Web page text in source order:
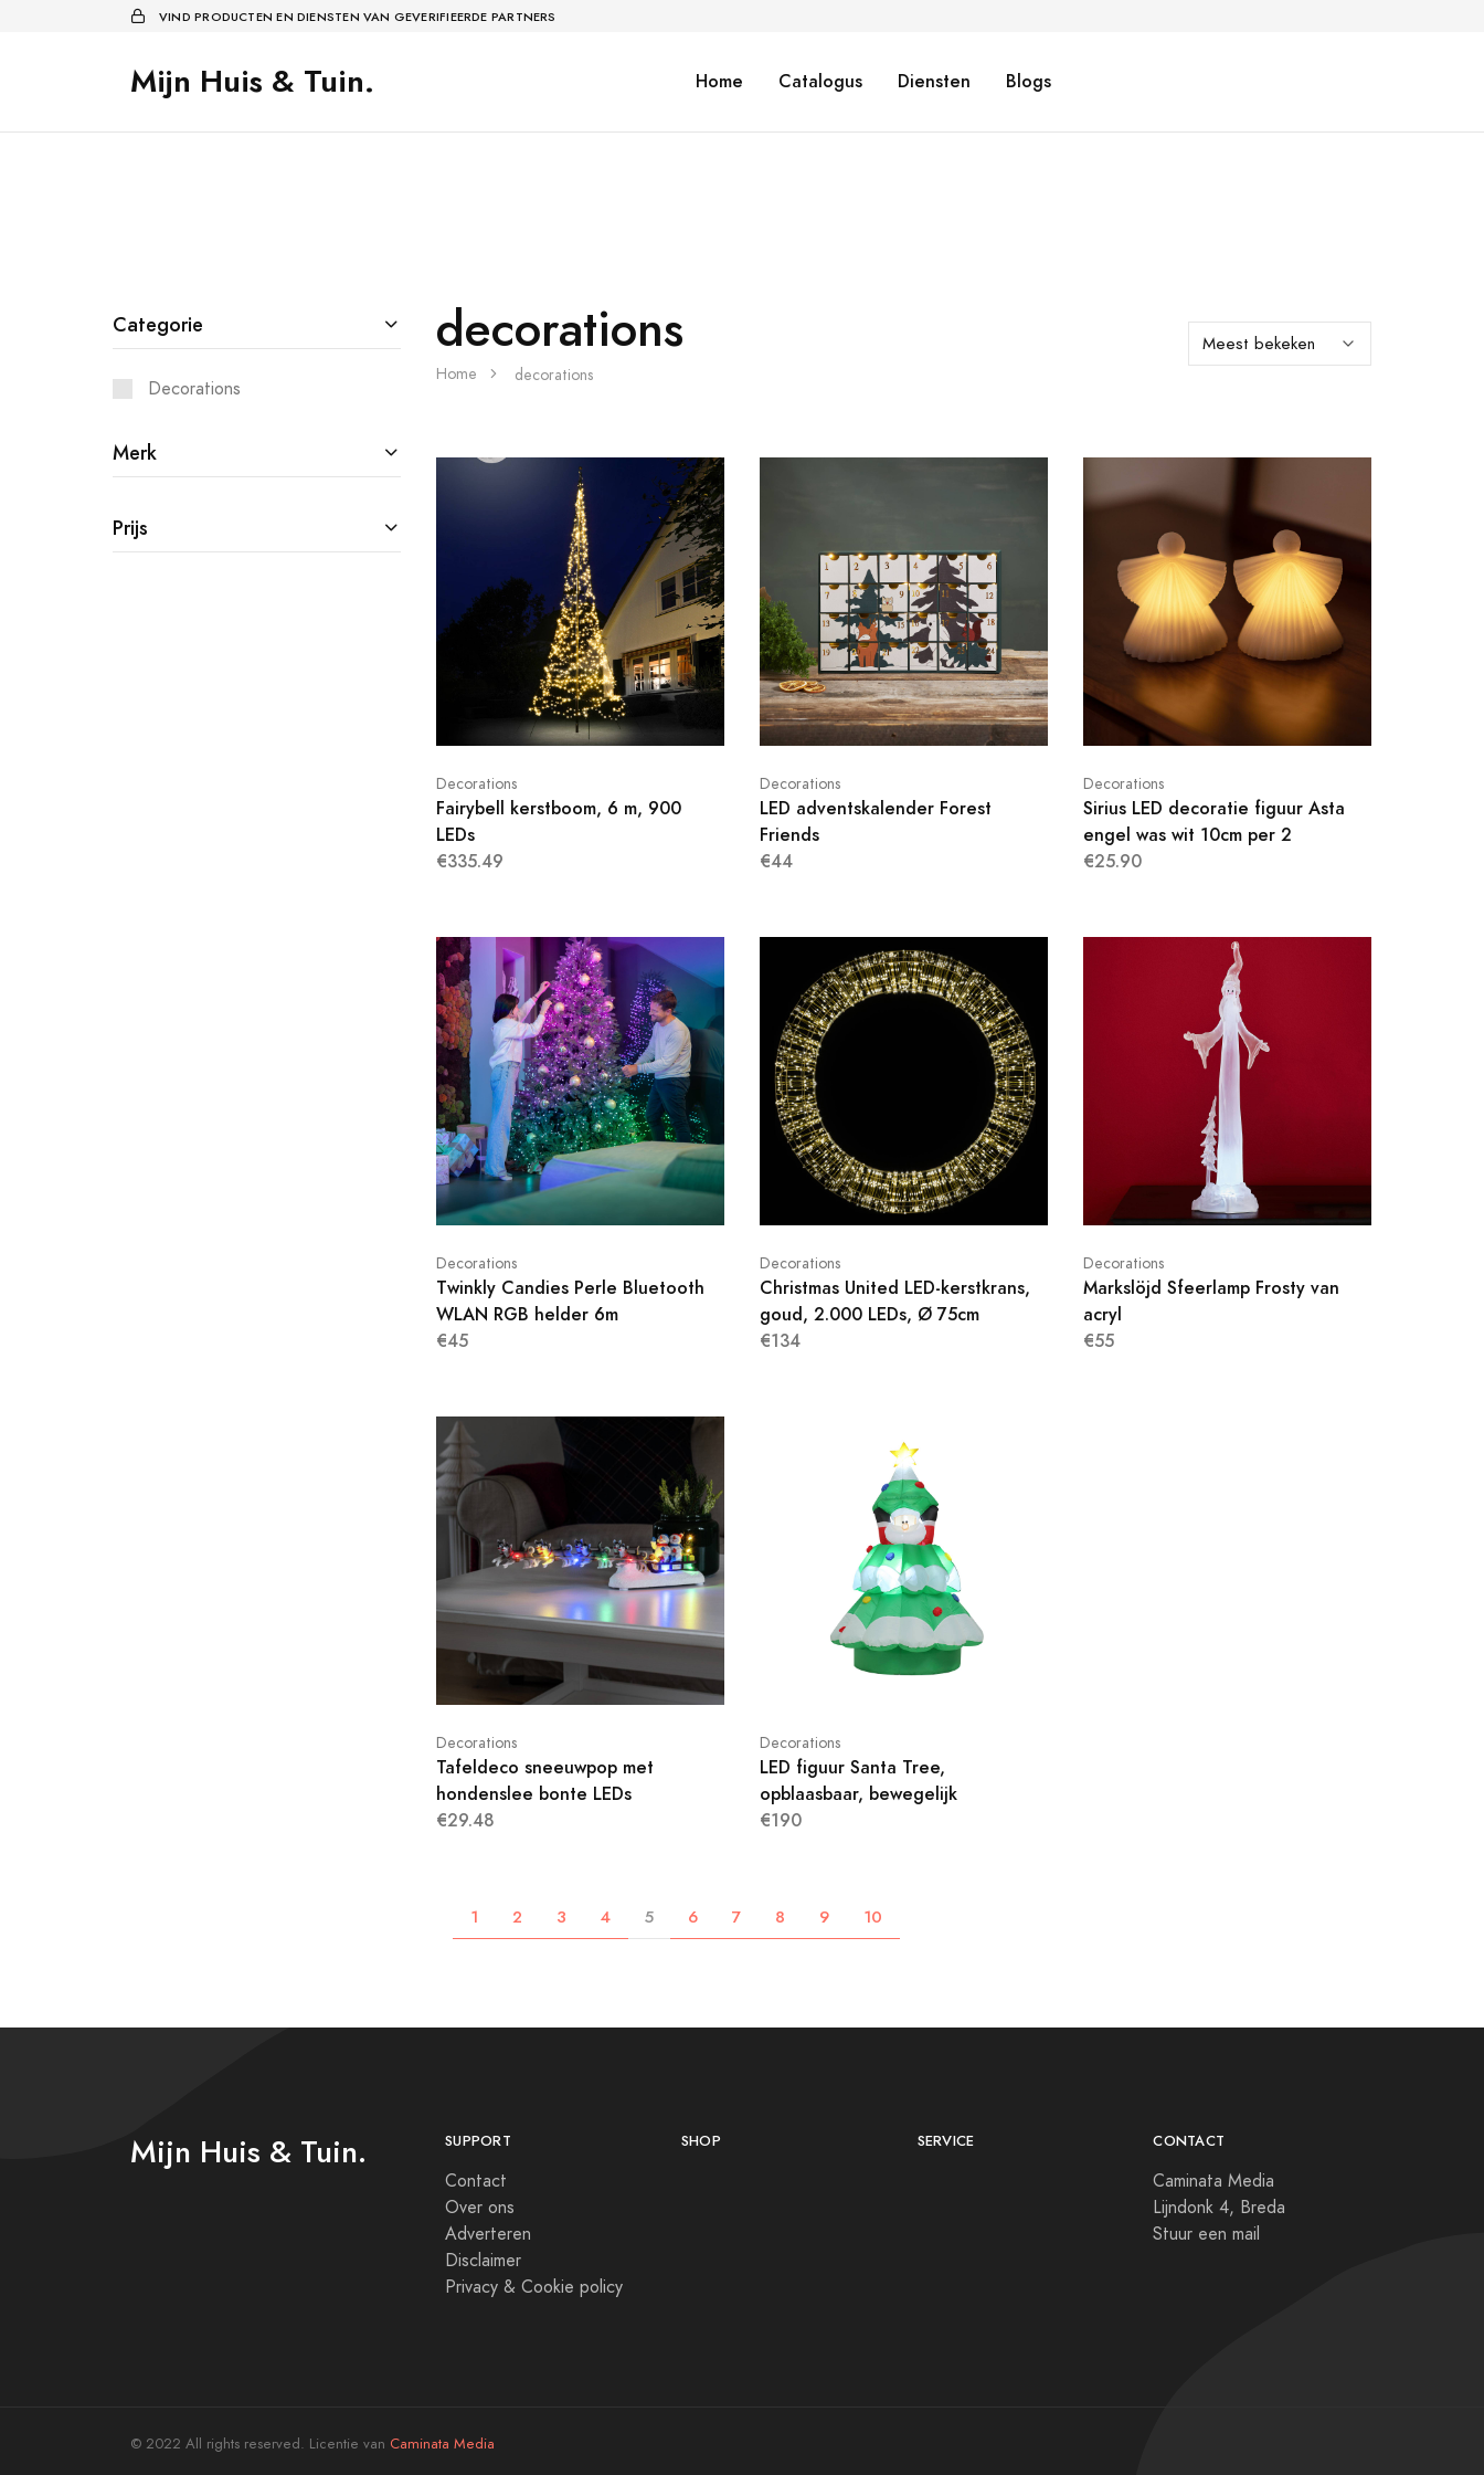
VIND PRODUCTEN EN DIENSTEN VAN GEVERIFIEERDE PARTNERS
Mijn Huis & Tuin. Home Catalogus Diensten Blogs
Categorie
Decorations
Merk
Prijs
decorations
Home decorations
Decorations
Fairybell kerstboom, 6 m, 900
LEDs
€335.49
Decorations
LED adventskalender Forest
Friends
€44
Decorations
Sirius LED decoratie figuur Asta
engel was wit 10cm per 2
€25.90
Decorations
Twinkly Candies Perle Bluetooth
WLAN RGB helder 6m
€45
Decorations
Christmas United LED-kerstkrans,
goud, 2.000 LEDs, Ø 75cm
€134
Decorations
Markslöjd Sfeerlamp Frosty van
acryl
€55
Decorations
Tafeldeco sneeuwpop met
hondenslee bonte LEDs
€29.48
Decorations
LED figuur Santa Tree,
opblaasbaar, bewegelijk
€190
1 2 3 4 5 6 7 8 9 10
Mijn Huis & Tuin. SUPPORT
Contact
Over ons
Adverteren
Disclaimer
Privacy & Cookie policy
SHOP SERVICE CONTACT
Caminata Media
Lijndonk 4, Breda
Stuur een mail
© 2022 All rights reserved. Licentie van Caminata Media